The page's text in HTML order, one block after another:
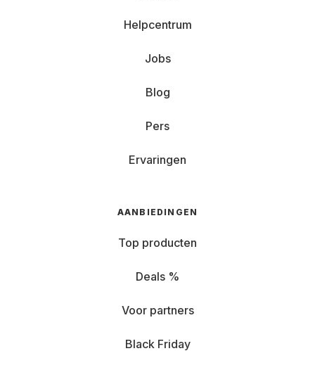
Helpcentrum
Jobs
Blog
Pers
Ervaringen
AANBIEDINGEN
Top producten
Deals %
Voor partners
Black Friday